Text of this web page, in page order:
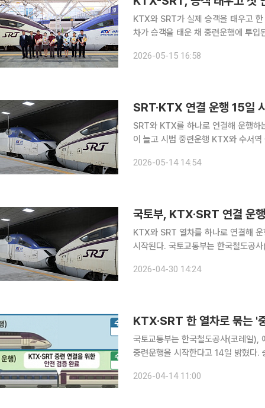
KTX와 SRT가 실제 승객을 태우고
차가 승객을 태운 채 중련운행에 투
부와 한국철도공사(코레일), 에스알
2026-05-15 16:58
SRT·KTX 연결 운행 15일
SRT와 KTX를 하나로 연결해 운행하
이 늘고 시범 중련운행 KTX와 수서역 출·도
다. 이번 시범 운행은 지난 2월 교차
2026-05-14 14:54
국토부, KTX·SRT 연결 운
KTX와 SRT 열차를 하나로 연결해
시작된다. 국토교통부는 한국철도공사(코레일), 에스알(SR)과 함께 30일부터 SRT·KTX 중련운행
탑승할 수 있는 시범 중련운행 열차는
2026-04-30 14:24
KTX·SRT 한 열차로 묶는 '
국토교통부는 한국철도공사(코레일
중련운행을 시작한다고 14일 밝혔다. 승차
있는 것이 특징이다. 특히 이번 시범
2026-04-14 11:00